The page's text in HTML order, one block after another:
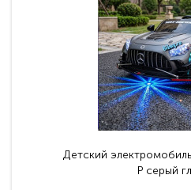
Детский
P серый